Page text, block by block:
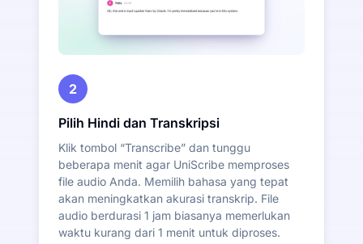
2
Pilih Hindi dan Transkripsi
Klik tombol “Transcribe” dan tunggu
beberapa menit agar UniScribe memproses
file audio Anda. Memilih bahasa yang tepat
akan meningkatkan akurasi transkrip. File
audio berdurasi 1 jam biasanya memerlukan
waktu kurang dari 1 menit untuk diproses.